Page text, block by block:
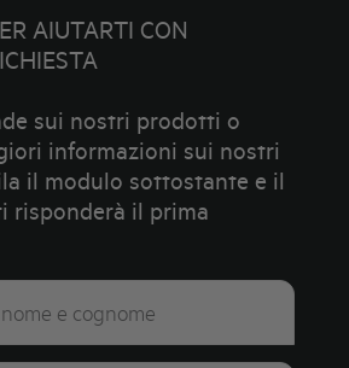
AIUTARTI CON
sui nostri prodotti o
informazioni sui nostri
il modulo sottostante e il
risponderà il prima